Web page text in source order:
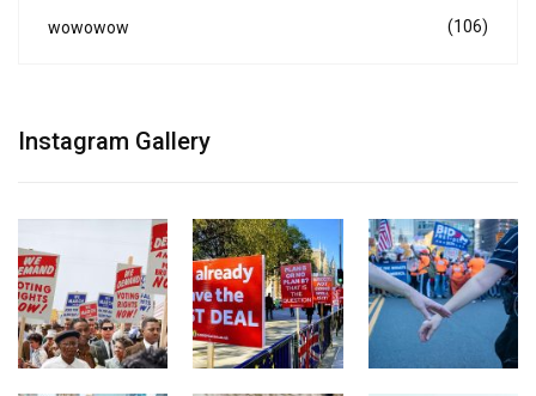
wowowow (106)
Instagram Gallery